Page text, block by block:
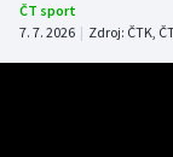
Atletika
ČT sport
7. 7. 2026 | Zdroj: ČTK,